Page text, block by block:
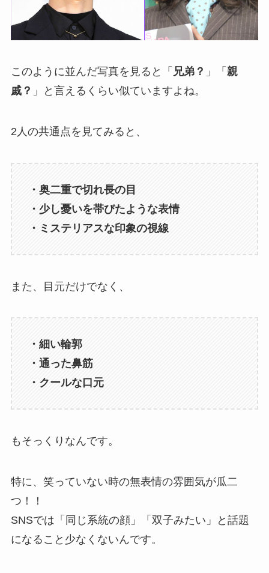
このように並んだ写真を見ると「 兄弟？ 」「 親
戚？ 」と言えるくらい似ていますよね。
2人の共通点を見てみると、
・奥二重で切れ長の目
・少し憂いを帯びたような表情
・ミステリアスな印象の視線
また、目元だけでなく、
・細い輪郭
・通った鼻筋
・クールな口元
もそっくりなんです。
特に、笑っていない時の無表情の雰囲気が瓜二
つ！！
SNSでは「同じ系統の顔」「双子みたい」と話題
になること少なくないんです。